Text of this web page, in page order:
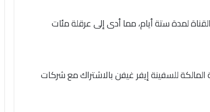
لمدة ستة أيام، مما أدى إلى عرقلة مئات
للسفينة إيفر غيفن بالاشتراك مع شركات